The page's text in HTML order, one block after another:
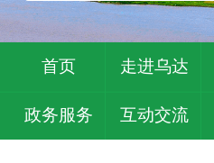
首页 走进乌达
政务服务 互动交流